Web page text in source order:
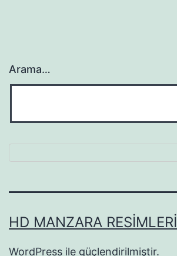
Arama…
HD MANZARA RESIMLERI
WordPress ile güçlendirilmiştir.